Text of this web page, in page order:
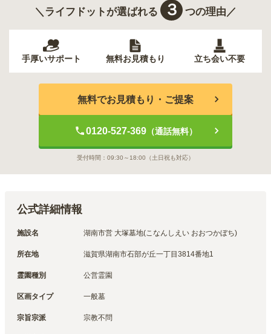
＼ライフドットが選ばれる ３ つの理由／
手厚いサポート 無料お見積もり 立ち会い不要
無料でお見積もり・ご提案
0120-527-369（通話無料）
受付時間： 09:30～18:00 （土日祝も対応）
公式詳細情報
施設名 湖南市営 大塚墓地(こなんしえい おおつかぼち)
所在地 滋賀県湖南市石部が丘一丁目3814番地1
霊園種別 公営霊園
区画タイプ 一般墓
宗旨宗派 宗教不問